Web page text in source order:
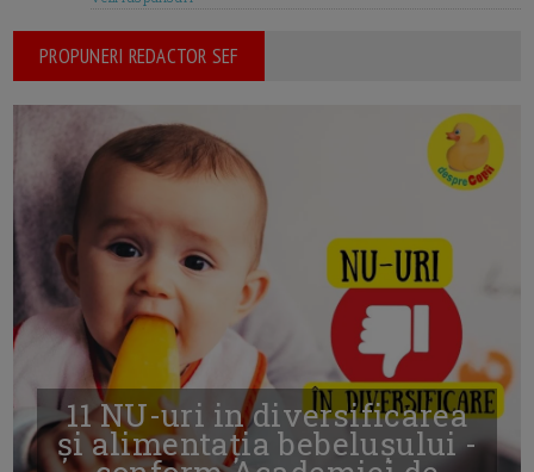
PROPUNERI REDACTOR SEF
11 NU-uri in diversificarea
și alimentația bebelușului -